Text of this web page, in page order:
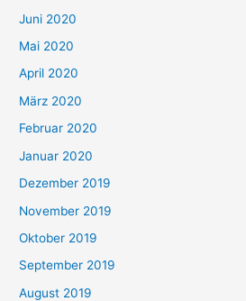
Juni 2020
Mai 2020
April 2020
März 2020
Februar 2020
Januar 2020
Dezember 2019
November 2019
Oktober 2019
September 2019
August 2019